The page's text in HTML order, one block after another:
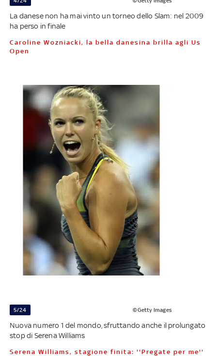
La danese non ha mai vinto un torneo dello Slam: nel 2009
ha perso in finale
Caroline Wozniacki, la bella danesina brilla agli Us
Open
5/24 ©Getty Images
Nuova numero 1 del mondo, sfruttando anche il prolungato
stop di Serena Williams
Serena Williams, stagione finita: ''Pregate per me''